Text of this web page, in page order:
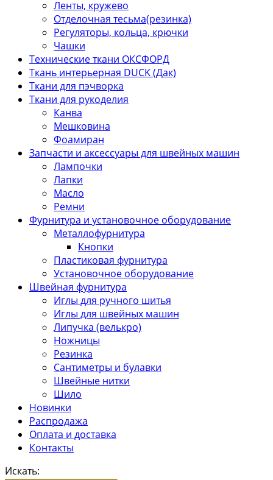
Ленты, кружево
Отделочная тесьма(резинка)
Регуляторы, кольца, крючки
Чашки
Технические ткани ОКСФОРД
Ткань интерьерная DUCK (Дак)
Ткани для пэчворка
Ткани для рукоделия
Канва
Мешковина
Фоамиран
Запчасти и аксессуары для швейных машин
Лампочки
Лапки
Масло
Ремни
Фурнитура и установочное оборудование
Металлофурнитура
Кнопки
Пластиковая фурнитура
Установочное оборудование
Швейная фурнитура
Иглы для ручного шитья
Иглы для швейных машин
Липучка (велькро)
Ножницы
Резинка
Сантиметры и булавки
Швейные нитки
Шило
Новинки
Распродажа
Оплата и доставка
Контакты
Искать: